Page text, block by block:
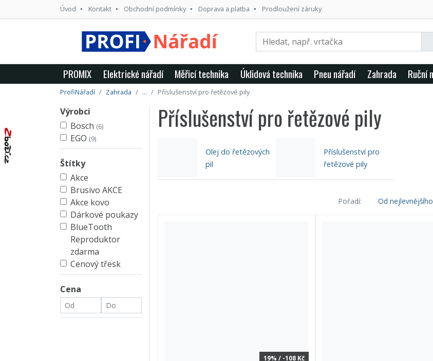
Úvod Kontakt Obchodní podmínky Doprava a platba Prodloužení záruky
PROMIX Elektrické nářadí Měřicí technika Úklidová technika Pneu nářadí Zahrada Ruční
ProfiNářadí Zahrada ... Příslušenství pro řetězové pily
Výrobci
Bosch (6)
EGO (9)
Štítky
Akce
Brusivo AKCE
Akce kovo
Dárkové poukazy
BlueTooth
Reproduktor
zdarma
Cenový třesk
Cena
Příslušenství pro řetězové pily
Olej do řetězových
pil
Příslušenství pro
řetězové pily
Pořadí: Od nejlevnějšího
19% / -108 Kč